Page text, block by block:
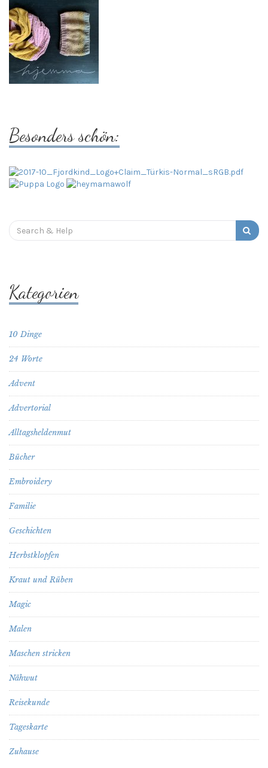
Besonders schön:
Search
for:
Kategorien
10 Dinge
24 Worte
Advent
Advertorial
Alltagsheldenmut
Bücher
Embroidery
Familie
Geschichten
Herbstklopfen
Kraut und Rüben
Magic
Malen
Maschen stricken
Nähwut
Reisekunde
Tageskarte
Zuhause